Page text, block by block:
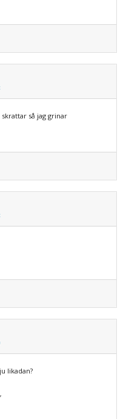
så jag grinar
likadan?